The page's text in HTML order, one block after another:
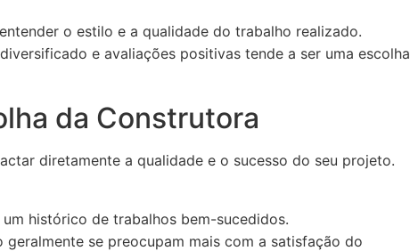
o estilo e a qualidade do trabalho realizado.
e avaliações positivas tende a ser uma escolha
da Construtora
diretamente a qualidade e o sucesso do seu projeto.
histórico de trabalhos bem-sucedidos.
geralmente se preocupam mais com a satisfação do